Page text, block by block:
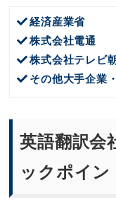
経済産業省
株式会社電通
株式会社テレビ
その他大手企業
英語翻訳会
ックポイン